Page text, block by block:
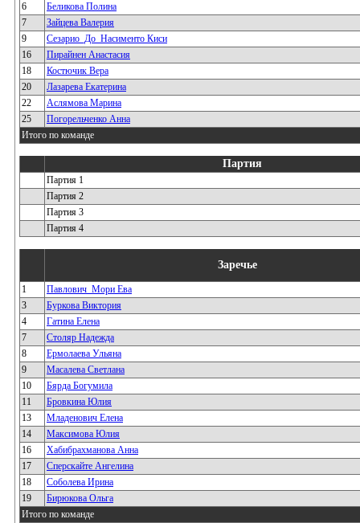
6
Беликова Полина
7
Зайцева Валерия
9
Сезарио_До_Насименто Киси
16
Пирайнен Анастасия
18
Костючик Вера
20
Лазарева Екатерина
22
Аслямова Марина
25
Погорельченко Анна
Итого по команде
Партия
Партия 1
Партия 2
Партия 3
Партия 4
Заречье
1
Павлович_Мори Ева
3
Буркова Виктория
4
Гатина Елена
7
Столяр Надежда
8
Ермолаева Ульяна
9
Масалева Светлана
10
Бярда Богумила
11
Бровкина Юлия
13
Младенович Елена
14
Максимова Юлия
16
Хабибрахманова Анна
17
Сперскайте Ангелина
18
Соболева Ирина
19
Бирюкова Ольга
Итого по команде